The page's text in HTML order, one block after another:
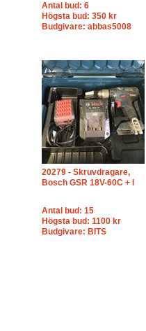
Antal bud: 6
Högsta bud: 350 kr
Budgivare: abbas5008
20279 - Skruvdragare,
Bosch GSR 18V-60C + l
Antal bud: 15
Högsta bud: 1100 kr
Budgivare: BITS